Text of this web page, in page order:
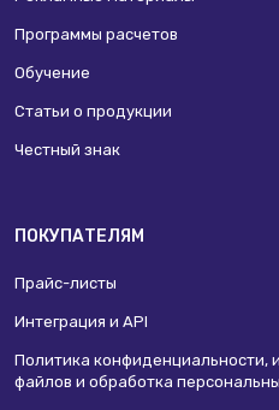
Программы расчетов
Обучение
Статьи о продукции
Честный знак
ПОКУПАТЕЛЯМ
Прайс-листы
Интеграция и API
Политика конфиденциальности,
файлов и обработка